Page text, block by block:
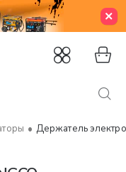
Держатель